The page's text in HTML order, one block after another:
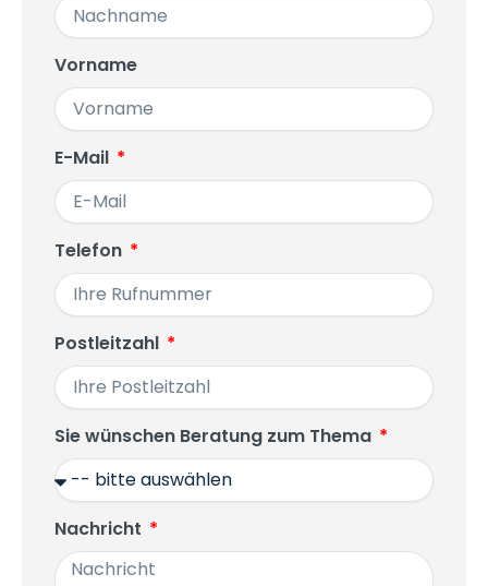
Vorname
E-Mail
Telefon
Postleitzahl
Sie wünschen Beratung zum Thema
Nachricht